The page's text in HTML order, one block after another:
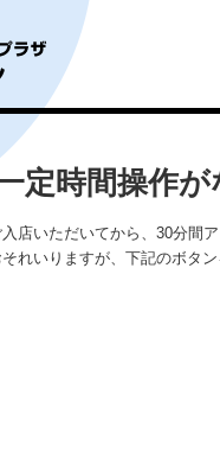
定時間操作
入店いただいてから、30分間
それいりますが、下記のボタ